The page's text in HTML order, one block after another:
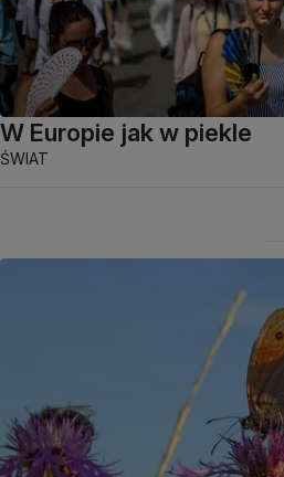
W Europie jak w piekle
ŚWIAT